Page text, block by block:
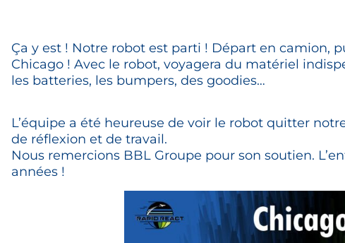
Ça y est ! Notre robot est parti ! Départ en camion,
Chicago ! Avec le robot, voyagera du matériel
les batteries, les bumpers, des goodies…
L’équipe a été heureuse de voir le robot quitter
de réflexion et de travail.
Nous remercions BBL Groupe pour son soutien.
années !